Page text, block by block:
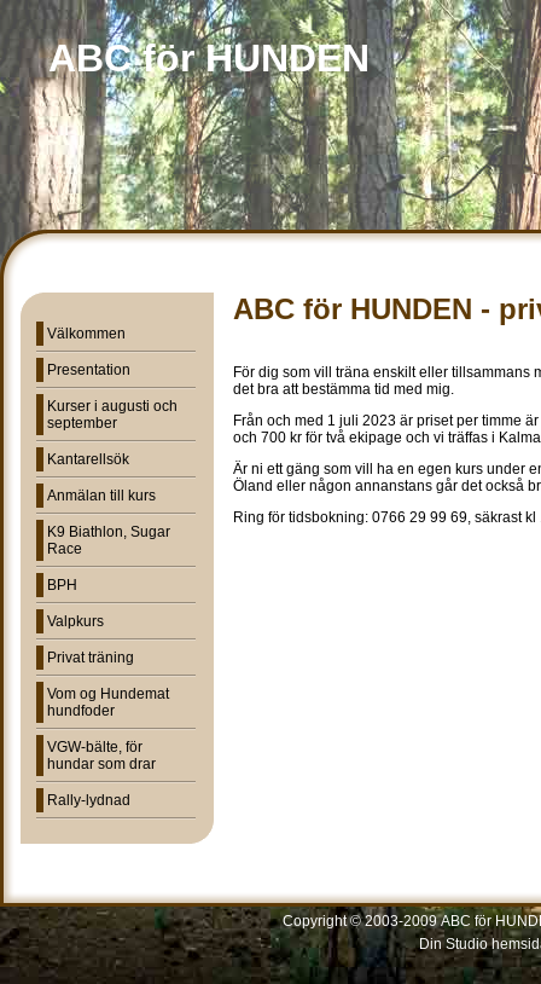
ABC för HUNDEN
Välkommen
Presentation
Kurser i augusti och
september
Kantarellsök
Anmälan till kurs
K9 Biathlon, Sugar
Race
BPH
Valpkurs
Privat träning
Vom og Hundemat
hundfoder
VGW-bälte, för
hundar som drar
Rally-lydnad
ABC för HUNDEN -
För dig som vill träna enskilt eller tillsammans
det bra att bestämma tid med mig.
Från och med 1 juli 2023 är priset per timme
och 700 kr för två ekipage och vi träffas i
Är ni ett gäng som vill ha en egen kurs under
Öland eller någon annanstans går det också
Ring för tidsbokning: 0766 29 99 69, säkrast kl
Copyright © 2003-2009 ABC för
Din Studio